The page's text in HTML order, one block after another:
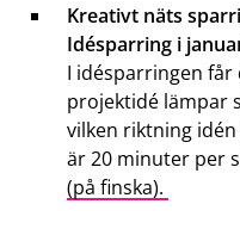
Kreativt näts
Idésparring i
I idésparringen
projektidé lämpar
vilken riktning
är 20 minuter per
(på finska).